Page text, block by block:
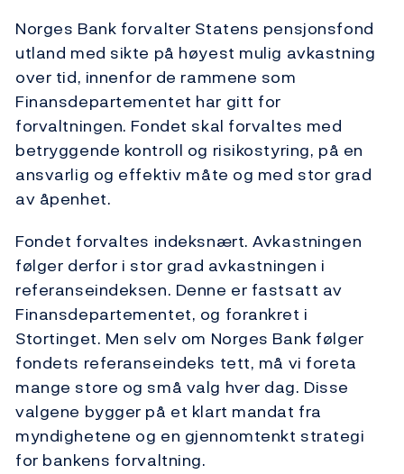
Norges Bank forvalter Statens pensjonsfond
utland med sikte på høyest mulig avkastning
over tid, innenfor de rammene som
Finansdepartementet har gitt for
forvaltningen. Fondet skal forvaltes med
betryggende kontroll og risikostyring, på en
ansvarlig og effektiv måte og med stor grad
av åpenhet.
Fondet forvaltes indeksnært. Avkastningen
følger derfor i stor grad avkastningen i
referanseindeksen. Denne er fastsatt av
Finansdepartementet, og forankret i
Stortinget. Men selv om Norges Bank følger
fondets referanseindeks tett, må vi foreta
mange store og små valg hver dag. Disse
valgene bygger på et klart mandat fra
myndighetene og en gjennomtenkt strategi
for bankens forvaltning.